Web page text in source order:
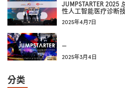
JUMPSTARTER
性人工智能医疗诊断
2025年4月7日
—
2025年3月4日
分类